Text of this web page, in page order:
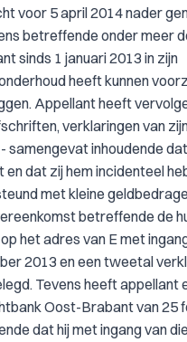
voor 5 april 2014 nader
betreffende onder meer
sinds 1 januari 2013 in zijn
heeft kunnen
Appellant heeft
verklaringen van
samengevat inhoudende
en dat zij hem incidenteel
met kleine
betreffende de
het adres van E met
2013 en een tweetal
Tevens heeft appellant
Oost-Brabant van 25
dat hij met ingang van